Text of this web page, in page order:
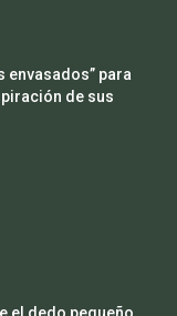
envasados” para
de sus